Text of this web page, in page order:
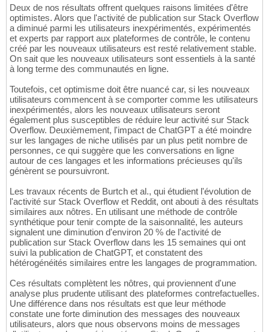
Deux de nos résultats offrent quelques raisons limitées d'être
optimistes. Alors que l'activité de publication sur Stack Overflow
a diminué parmi les utilisateurs inexpérimentés, expérimentés
et experts par rapport aux plateformes de contrôle, le contenu
créé par les nouveaux utilisateurs est resté relativement stable.
On sait que les nouveaux utilisateurs sont essentiels à la santé
à long terme des communautés en ligne.
Toutefois, cet optimisme doit être nuancé car, si les nouveaux
utilisateurs commencent à se comporter comme les utilisateurs
inexpérimentés, alors les nouveaux utilisateurs seront
également plus susceptibles de réduire leur activité sur Stack
Overflow. Deuxièmement, l'impact de ChatGPT a été moindre
sur les langages de niche utilisés par un plus petit nombre de
personnes, ce qui suggère que les conversations en ligne
autour de ces langages et les informations précieuses qu'ils
génèrent se poursuivront.
Les travaux récents de Burtch et al., qui étudient l'évolution de
l'activité sur Stack Overflow et Reddit, ont abouti à des résultats
similaires aux nôtres. En utilisant une méthode de contrôle
synthétique pour tenir compte de la saisonnalité, les auteurs
signalent une diminution d'environ 20 % de l'activité de
publication sur Stack Overflow dans les 15 semaines qui ont
suivi la publication de ChatGPT, et constatent des
hétérogénéités similaires entre les langages de programmation.
Ces résultats complètent les nôtres, qui proviennent d'une
analyse plus prudente utilisant des plateformes contrefactuelles.
Une différence dans nos résultats est que leur méthode
constate une forte diminution des messages des nouveaux
utilisateurs, alors que nous observons moins de messages